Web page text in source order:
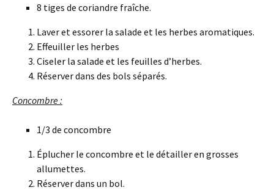
8 tiges de coriandre fraîche.
Laver et essorer la salade et les herbes aromatiques.
Effeuiller les herbes
Ciseler la salade et les feuilles d’herbes.
Réserver dans des bols séparés.
Concombre :
1/3 de concombre
Éplucher le concombre et le détailler en grosses
allumettes.
Réserver dans un bol.